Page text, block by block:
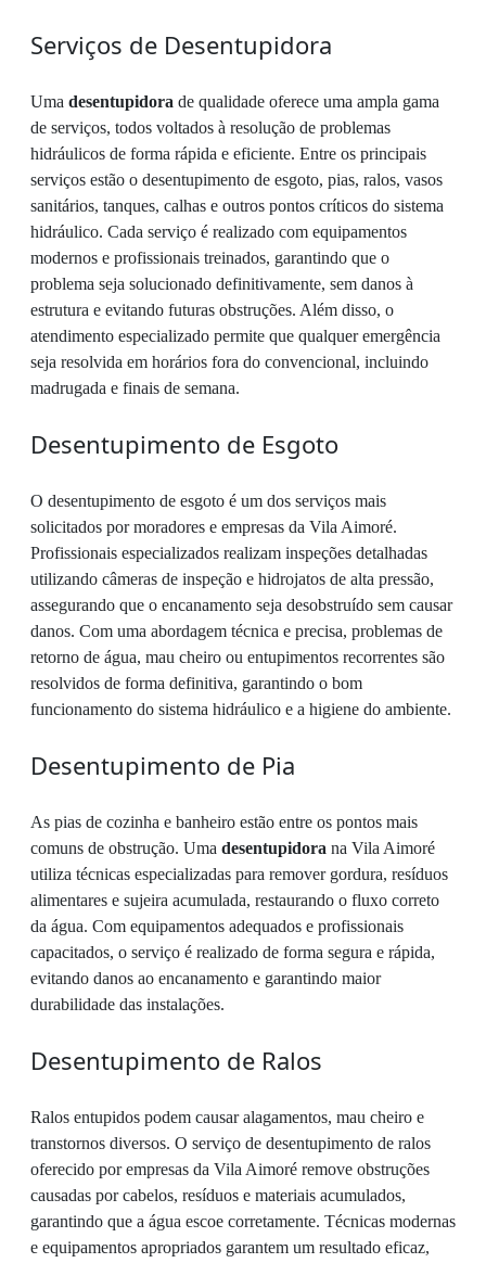
Serviços de Desentupidora
Uma desentupidora de qualidade oferece uma ampla gama
de serviços, todos voltados à resolução de problemas
hidráulicos de forma rápida e eficiente. Entre os principais
serviços estão o desentupimento de esgoto, pias, ralos, vasos
sanitários, tanques, calhas e outros pontos críticos do sistema
hidráulico. Cada serviço é realizado com equipamentos
modernos e profissionais treinados, garantindo que o
problema seja solucionado definitivamente, sem danos à
estrutura e evitando futuras obstruções. Além disso, o
atendimento especializado permite que qualquer emergência
seja resolvida em horários fora do convencional, incluindo
madrugada e finais de semana.
Desentupimento de Esgoto
O desentupimento de esgoto é um dos serviços mais
solicitados por moradores e empresas da Vila Aimoré.
Profissionais especializados realizam inspeções detalhadas
utilizando câmeras de inspeção e hidrojatos de alta pressão,
assegurando que o encanamento seja desobstruído sem causar
danos. Com uma abordagem técnica e precisa, problemas de
retorno de água, mau cheiro ou entupimentos recorrentes são
resolvidos de forma definitiva, garantindo o bom
funcionamento do sistema hidráulico e a higiene do ambiente.
Desentupimento de Pia
As pias de cozinha e banheiro estão entre os pontos mais
comuns de obstrução. Uma desentupidora na Vila Aimoré
utiliza técnicas especializadas para remover gordura, resíduos
alimentares e sujeira acumulada, restaurando o fluxo correto
da água. Com equipamentos adequados e profissionais
capacitados, o serviço é realizado de forma segura e rápida,
evitando danos ao encanamento e garantindo maior
durabilidade das instalações.
Desentupimento de Ralos
Ralos entupidos podem causar alagamentos, mau cheiro e
transtornos diversos. O serviço de desentupimento de ralos
oferecido por empresas da Vila Aimoré remove obstruções
causadas por cabelos, resíduos e materiais acumulados,
garantindo que a água escoe corretamente. Técnicas modernas
e equipamentos apropriados garantem um resultado eficaz,